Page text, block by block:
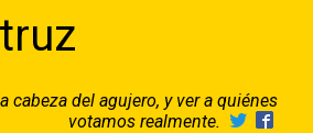
cabeza del agujero, y ver a quiénes
votamos realmente.